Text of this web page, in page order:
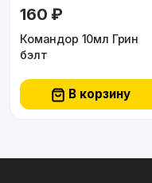
160 ₽
Командор 10мл Грин
бэлт
В корзину